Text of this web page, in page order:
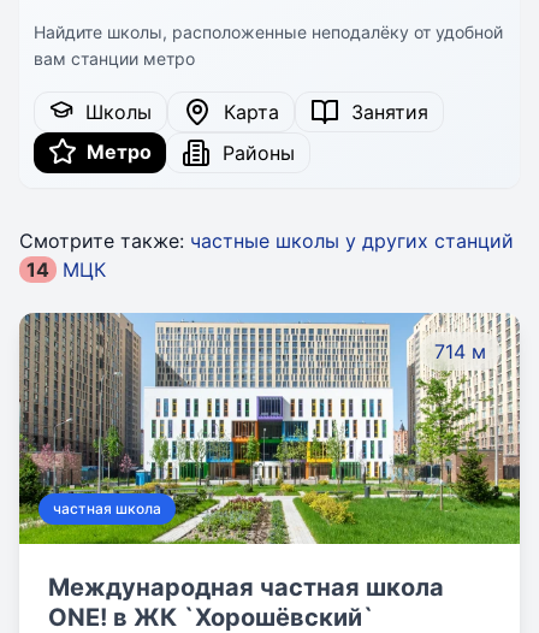
Найдите школы, расположенные неподалёку от удобной
вам станции метро
Школы Карта
Занятия
Метро
Районы
Смотрите также: частные школы у других станций
14 МЦК
714 м
частная школа
Международная частная школа
ONE! в ЖК `Хорошёвский`